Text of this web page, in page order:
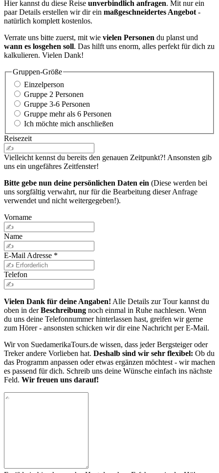
Hier kannst du diese Reise unverbindlich anfragen. Mit nur ein
paar Details erstellen wir dir ein maßgeschneidertes Angebot -
natürlich komplett kostenlos.
Verrate uns bitte zuerst, mit wie vielen Personen du planst und
wann es losgehen soll. Das hilft uns enorm, alles perfekt für dich zu
kalkulieren. Vielen Dank!
Gruppen-Größe
Einzelperson
Gruppe 2 Personen
Gruppe 3-6 Personen
Gruppe mehr als 6 Personen
Ich möchte mich anschließen
Reisezeit
Vielleicht kennst du bereits den genauen Zeitpunkt?! Ansonsten gib
uns ein ungefähres Zeitfenster!
Bitte gebe nun deine persönlichen Daten ein (Diese werden bei
uns sorgfältig verwahrt, nur für die Bearbeitung dieser Anfrage
verwendet und nicht weitergegeben!).
Vorname
Name
E-Mail Adresse *
Telefon
Vielen Dank für deine Angaben! Alle Details zur Tour kannst du
oben in derBeschreibung noch einmal in Ruhe nachlesen. Wenn
du uns deine Telefonnummer hinterlassen hast, greifen wir gerne
zum Hörer - ansonsten schicken wir dir eine Nachricht per E-Mail.
Wir von SuedamerikaTours.de wissen, dass jeder Bergsteiger oder
Treker andere Vorlieben hat. Deshalb sind wir sehr flexibel: Ob du
das Programm anpassen oder etwas ergänzen möchtest - wir machen
es passend für dich. Schreib uns deine Wünsche einfach ins nächste
Feld. Wir freuen uns darauf!